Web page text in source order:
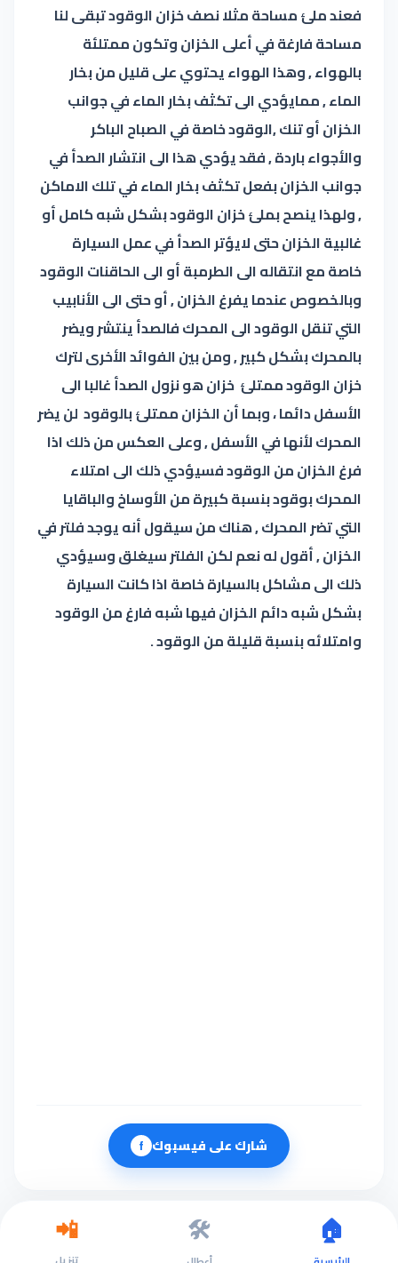
فعند ملئ مساحة مثلا نصف خزان الوقود تبقى لنا
مساحة فارغة في أعلىالخزان وتكون ممتلئة
بالهواء , وهذا الهواء يحتوي على قليل من بخار
الماء,ممايؤدي الى تكثف بخار الماء في جوانب
الخزان أو تنك الوقود,
خاصة في الصباح الباكر
والأجواء باردة,فقد يؤدي هذا الى انتشار الصدأ في
جوانب الخزان بفعل تكثف بخارالماء في تلك الاماكن
, ولهذا ينصح بملئ خزان الوقود بشكل شبه كامل أو
غالبية الخزان حتى لايؤتر الصدأ في عمل السيارة
خاصة مع انتقاله الىالطرمبة أو الىالحاقناتالوقود
وبالخصوص عندما يفرغ الخزان , أو حتى الى الأنابيب
التي تنقل الوقود الىالمحركفالصدأ ينتشر ويضر
بالمحرك بشكل كبير , ومن بين الفوائد الأخرى لترك
خزان الوقود ممتلئ خزانهو نزول الصدأ غالبا الى
الأسفل دائما ، وبما أن الخزان ممتلئ بالوقود لن يضر
المحرك لأنها في الأسفل , وعلى العكس من ذلك اذا
فرغ الخزان من الوقودفسيؤدي ذلك الى امتلاء
المحرك بوقود بنسبة كبيرة من الأوساخ والباقايا
التي تضر المحرك , هناك من سيقول أنه يوجد فلتر في
الخزان , أقول له نعملكن الفلتر سيغلق وسيؤدي
ذلك الى مشاكلبالسيارةخاصة اذا كانت السيارة
بشكل شبه دائم الخزان فيها شبه فارغ منالوقود
وامتلائه بنسبة قليلة من الوقود.
شارك على فيسبوك f
🏠
🛠️
📲